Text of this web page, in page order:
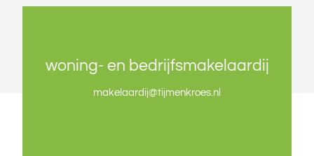
woning- en bedrijfsmakelaardij
makelaardij@tijmenkroes.nl
woning- en bedrijfsmakelaardij
makelaardij@tijmenkroes.nl